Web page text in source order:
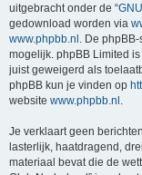
uitgebracht onder de “
gedownload worden via
www.phpbb.nl . De
mogelijk. phpBB Limited
juist geweigerd als
phpBB kun je vinden op
website www.phpbb.nl .
Je verklaart geen
lasterlijk, haatdragend,
materiaal bevat die de